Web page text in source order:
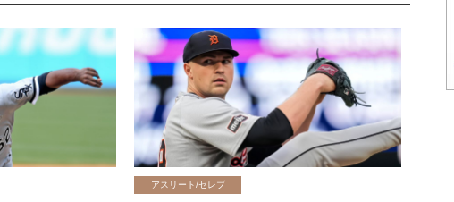
アスリート/セレブ